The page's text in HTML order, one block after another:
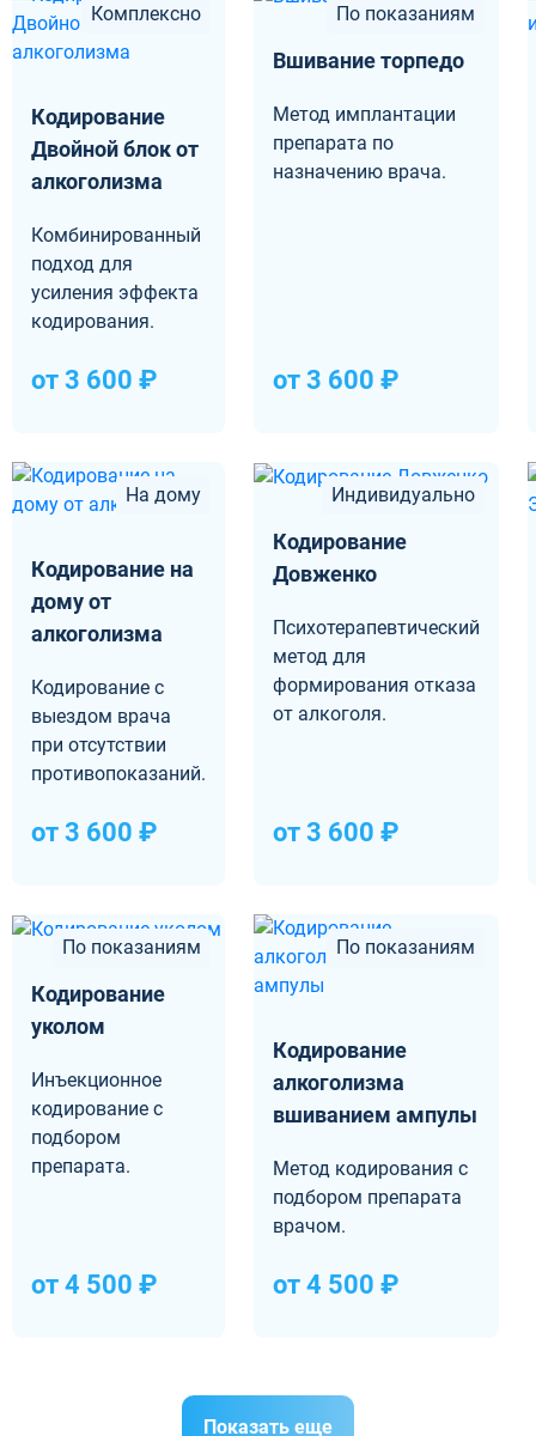
Комплексно
Кодирование
Двойной блок от
алкоголизма
Комбинированный
подход для
усиления эффекта
кодирования.
от 3 600 ₽
По показаниям
Вшивание торпедо
Метод имплантации
препарата по
назначению врача.
от 3 600 ₽
На дому
Кодирование на
дому от
алкоголизма
Кодирование с
выездом врача
при отсутствии
противопоказаний.
от 3 600 ₽
Индивидуально
Кодирование
Довженко
Психотерапевтический
метод для
формирования отказа
от алкоголя.
от 3 600 ₽
По показаниям
Кодирование
уколом
Инъекционное
кодирование с
подбором
препарата.
от 4 500 ₽
По показаниям
Кодирование
алкоголизма
вшиванием ампулы
Метод кодирования с
подбором препарата
врачом.
от 4 500 ₽
Показать еще